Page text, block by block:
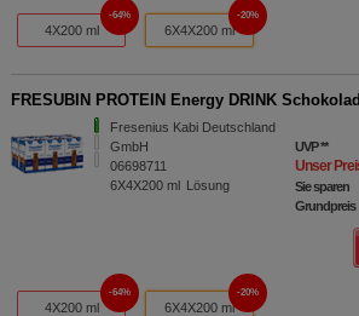
4X200 ml
64%
6X4X200 ml
20%
FRESUBIN PROTEIN Energy DRINK
Fresenius Kabi Deutschland
GmbH
06698711
6X4X200 ml Lösung
UVP**
Unser
Sie sparen
Grundpreis
4X200 ml
64%
6X4X200 ml
20%